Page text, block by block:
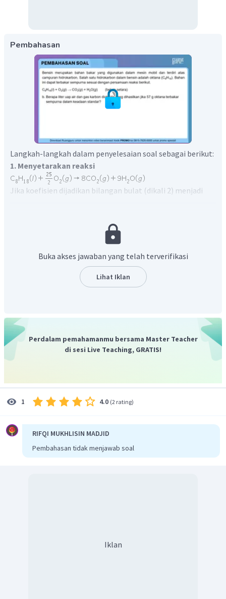
Pembahasan
Langkah-langkah dalam penyelesaian soal sebagai berikut:
1. Menyetarakan reaksi
Jika koefisien dijadikan bilangan bulat (dikali 2) menjadi
Dengan menggunakan massa
3. Menghitung mol dari
Menggunakan rumus perbandingan mol = perbandingan
koefisien
Buka akses jawaban yang telah terverifikasi
Lihat Iklan
Perdalam pemahamanmu bersama Master Teacher
di sesi Live Teaching, GRATIS!
1 4.0 (2 rating)
RIFQI MUKHLISIN MADJID
Pembahasan tidak menjawab soal
Iklan